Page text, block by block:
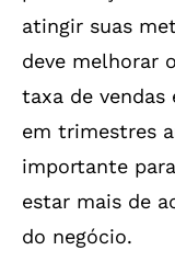
atingir suas
deve melhorar
taxa de
em trimestres
importante
estar mais de
do negócio.